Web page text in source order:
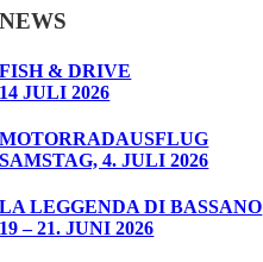
NEWS
FISH & DRIVE
14 JULI 2026
MOTORRADAUSFLUG
SAMSTAG, 4. JULI 2026
LA LEGGENDA DI BASSANO
19 – 21. JUNI 2026